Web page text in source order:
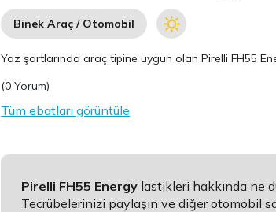
Binek Araç / Otomobil
Yaz şartlarında araç tipine uygun olanPirelli FH55
(0 Yorum)
Tüm ebatları görüntüle
Pirelli FH55 Energy lastikleri hakkında ne
Tecrübelerinizi paylaşın ve diğer otomobil